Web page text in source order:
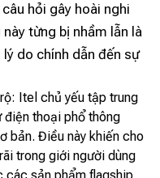
câu hỏi gây hoài nghi
từng bị nhầm lẫn là
do chính dẫn đến sự
Itel chủ yếu tập trung
điện thoại phổ thông
bản. Điều này khiến cho
trong giới người dùng